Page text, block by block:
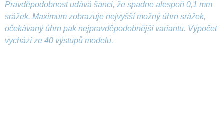
Pravděpodobnost udává šanci, že spadne alespoň 0,1 mm
srážek. Maximum zobrazuje nejvyšší možný úhrn srážek,
očekávaný úhrn pak nejpravděpodobnější variantu. Výpočet
vychází ze 40 výstupů modelu.